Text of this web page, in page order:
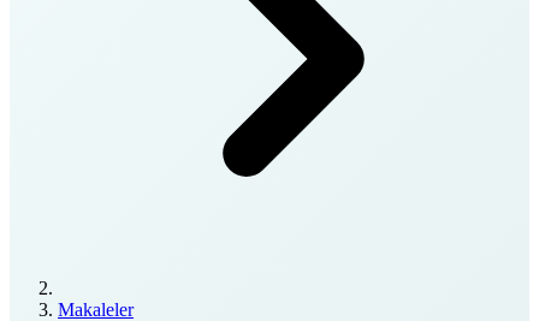
Makaleler